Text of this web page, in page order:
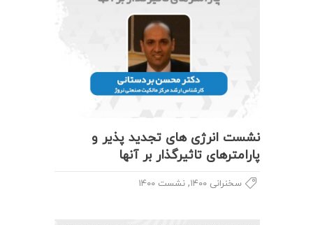
نشست انرژی های تجدید پذیر و
پارامترهای تاثیرگذار بر آنها
سخنرانی ۱۴۰۰ , نشست ۱۴۰۰